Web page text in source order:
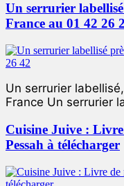
Un serrurier
France au 01 42 26
Un serrurier
France Un serrurier
Cuisine Juive :
Pessah à télécharger